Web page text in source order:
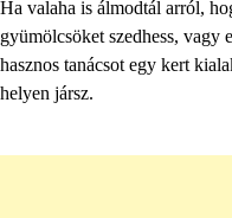
Ha valaha is álmodtál arról,
gyümölcsöket szedhess, vagy
hasznos tanácsot egy kert
helyen jársz.